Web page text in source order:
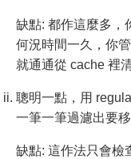
缺點: 都作這麼多
何況時間一久，你
就通通從 cache 裡
聰明一點，用
一筆一筆過濾出要
缺點: 這作法只會檢